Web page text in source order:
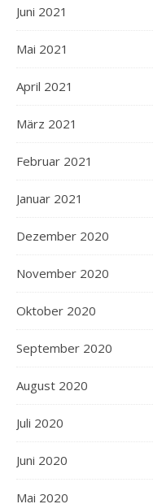
Juni 2021
Mai 2021
April 2021
März 2021
Februar 2021
Januar 2021
Dezember 2020
November 2020
Oktober 2020
September 2020
August 2020
Juli 2020
Juni 2020
Mai 2020